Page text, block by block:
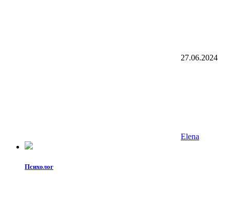
27.06.2024
Elena
Психолог